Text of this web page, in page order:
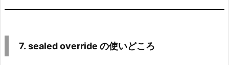
2.
7. sealed override の使いどころ